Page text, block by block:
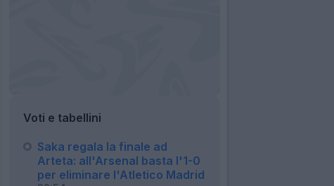
Voti e tabellini
Saka regala la finale ad
Arteta: all'Arsenal basta l'1-0
per eliminare l'Atletico Madrid